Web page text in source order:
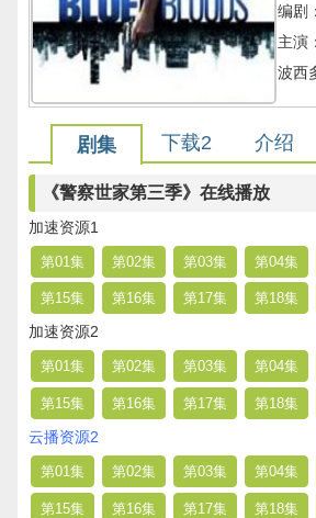
编剧：
主演
波西
剧集 下载2 介绍
《警察世家第三季》在线播放
加速资源1
第01集 第02集 第03集 第04集
第15集 第16集 第17集 第18集
加速资源2
第01集 第02集 第03集 第04集
第15集 第16集 第17集 第18集
云播资源2
第01集 第02集 第03集 第04集
第15集 第16集 第17集 第18集